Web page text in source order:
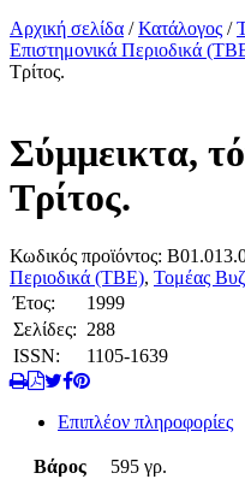
Αρχική σελίδα /Κατάλογος /
Επιστημονικά Περιοδικά
Τρίτος.
Σύμμεικτα,
Τρίτος.
Κωδικός προϊόντος:
Περιοδικά (ΤΒΕ), Τομέας
Έτος:
1999
Σελίδες: 288
ISSN:
1105-1639
Επιπλέον πληροφορίες
Βάρος
595 γρ.